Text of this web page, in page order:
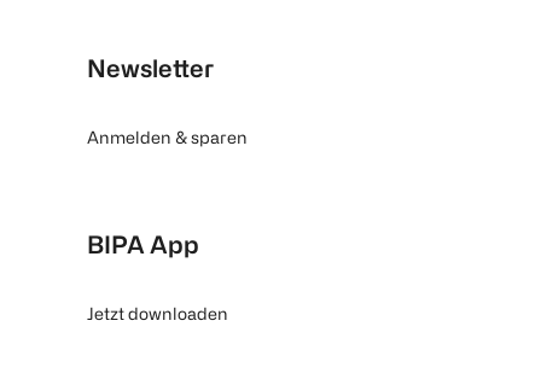
Newsletter
Anmelden & sparen
BIPA App
Jetzt downloaden